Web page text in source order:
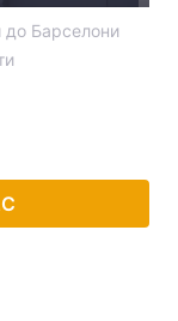
до Барселони